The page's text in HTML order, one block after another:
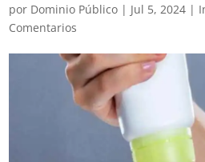
por Dominio Público | Jul 5, 2024 |
Comentarios